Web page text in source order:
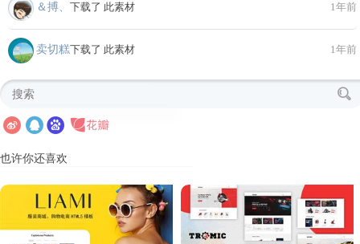
＆搏、 下载了 此素材 1年前
卖切糕下载了 此素材 1年前
也许你还喜欢